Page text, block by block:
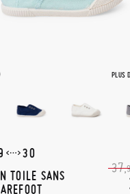
PLUS
30
TOILE SANS
37,